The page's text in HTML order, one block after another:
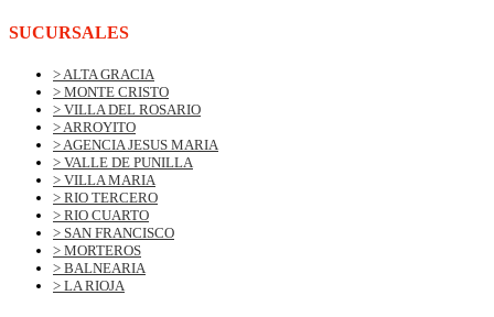
SUCURSALES
> ALTA GRACIA
> MONTE CRISTO
> VILLA DEL ROSARIO
> ARROYITO
> AGENCIA JESUS MARIA
> VALLE DE PUNILLA
> VILLA MARIA
> RIO TERCERO
> RIO CUARTO
> SAN FRANCISCO
> MORTEROS
> BALNEARIA
> LA RIOJA